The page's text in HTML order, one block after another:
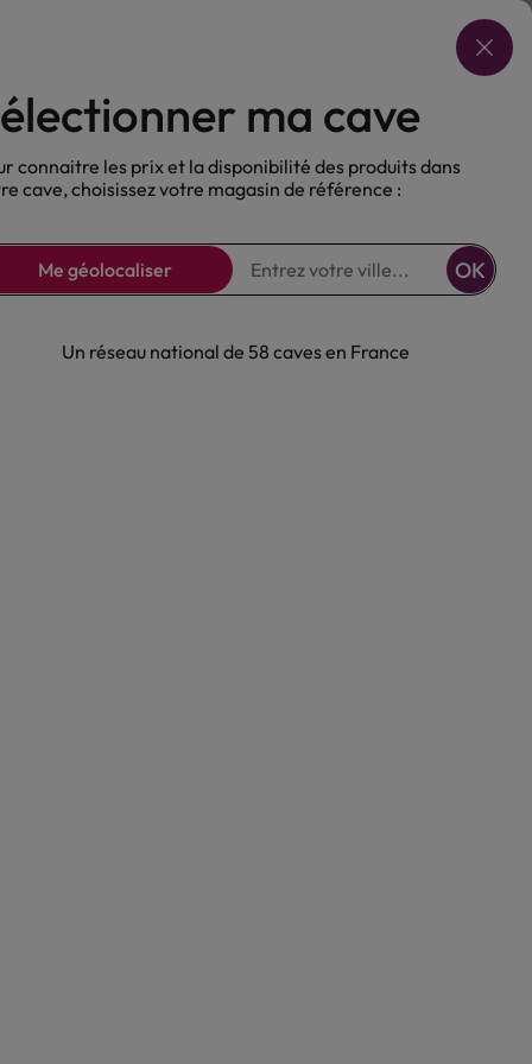
Choisir ma cave
Nos Bières Sans alcool
Rosé
2021
fruits.
ma cave
connaitre les prix et la disponibilité des produits dans
cave, choisissez votre magasin de référence :
Me géolocaliser OK
Un réseau national de 58 caves en France